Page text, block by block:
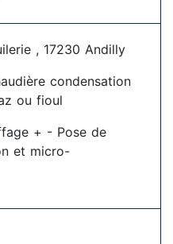
, 17230 Andilly
condensation
ou fioul
+ - Pose de
et micro-